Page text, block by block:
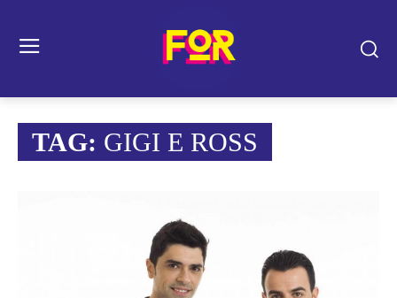
TAG: GIGI E ROSS